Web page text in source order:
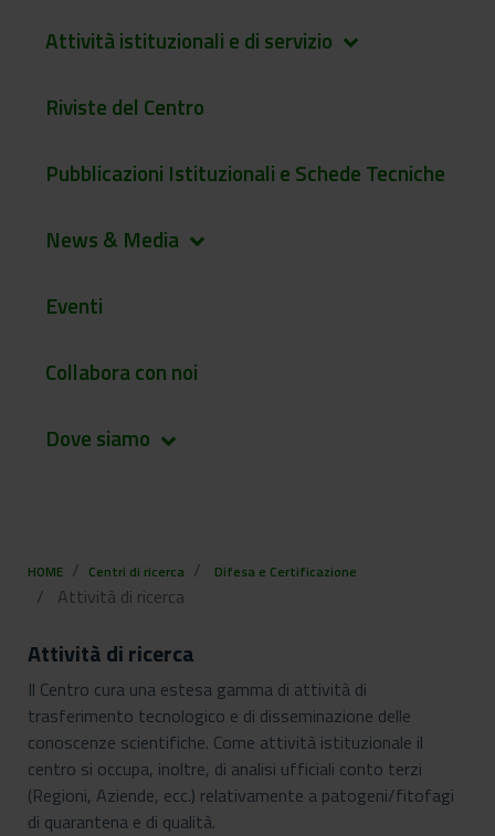
Attività istituzionali e di servizio keyboard_arrow_down
Riviste del Centro
Pubblicazioni Istituzionali e Schede Tecniche
News & Media keyboard_arrow_down
Eventi
Collabora con noi
Dove siamo keyboard_arrow_down
HOME Centri di ricerca Difesa e Certificazione
Attività di ricerca
Attività di ricerca
Il Centro cura una estesa gamma di attività di
trasferimento tecnologico e di disseminazione delle
conoscenze scientifiche. Come attività istituzionale il
centro si occupa, inoltre, di analisi ufficiali conto terzi
(Regioni, Aziende, ecc.) relativamente a patogeni/fitofagi
di quarantena e di qualità.